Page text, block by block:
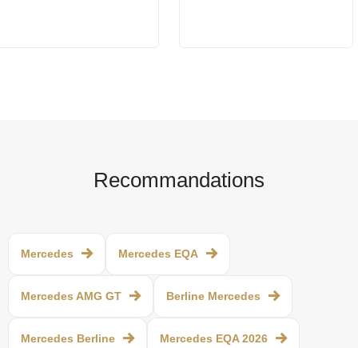
Recommandations
Mercedes Mercedes EQA
Mercedes AMG GT Berline Mercedes
Mercedes Berline Mercedes EQA 2026